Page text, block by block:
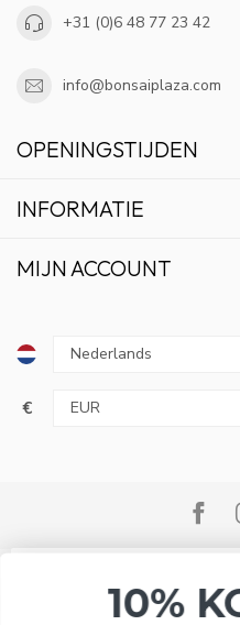
+31 (0)6 48 77 23 42
info@bonsaiplaza.com
OPENINGSTIJDEN
INFORMATIE
MIJN ACCOUNT
€
© Copyright
akkoord?
Ja